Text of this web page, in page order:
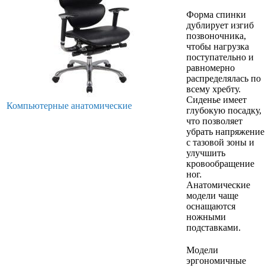
Компьютерные анатомические
Форма спинки
дублирует изгиб
позвоночника,
чтобы нагрузка
поступательно и
равномерно
распределялась по
всему хребту.
Сиденье имеет
глубокую посадку,
что позволяет
убрать напряжение
с тазовой зоны и
улучшить
кровообращение
ног.
Анатомические
модели чаще
оснащаются
ножными
подставками.
Модели
эргономичные